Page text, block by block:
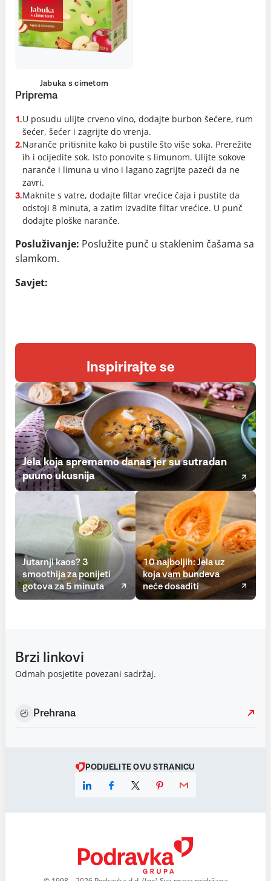
Jabuka s cimetom
Priprema
1.U posudu ulijte crveno vino, dodajte burbon šećere, rum
šećer, šećer i zagrijte do vrenja.
2.Naranče pritisnite kako bi pustile što više soka. Prerežite
ih i ocijedite sok. Isto ponovite s limunom. Ulijte sokove
naranče i limuna u vino i lagano zagrijte pazeći da ne
zavri.
3.Maknite s vatre, dodajte filtar vrećice čaja i pustite da
odstoji 8 minuta, a zatim izvadite filtar vrećice. U punč
dodajte ploške naranče.
Posluživanje: Poslužite punč u staklenim čašama sa
slamkom.
Savjet:
Inspirirajte se
Jela koja spremamo danas jer su sutradan
puuno ukusnija
Jutarnji kaos? 3
smoothija za ponijeti
gotova za 5 minuta
10 najboljih: Jela uz
koja vam bundeva
neće dosaditi
Brzi linkovi
Odmah posjetite povezani sadržaj.
Prehrana
PODIJELITE OVU STRANICU